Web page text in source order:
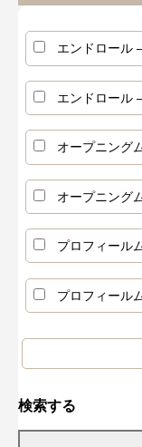
エンドロール
エンドロール
オープニング
オープニング
プロフィール
プロフィール
検索する